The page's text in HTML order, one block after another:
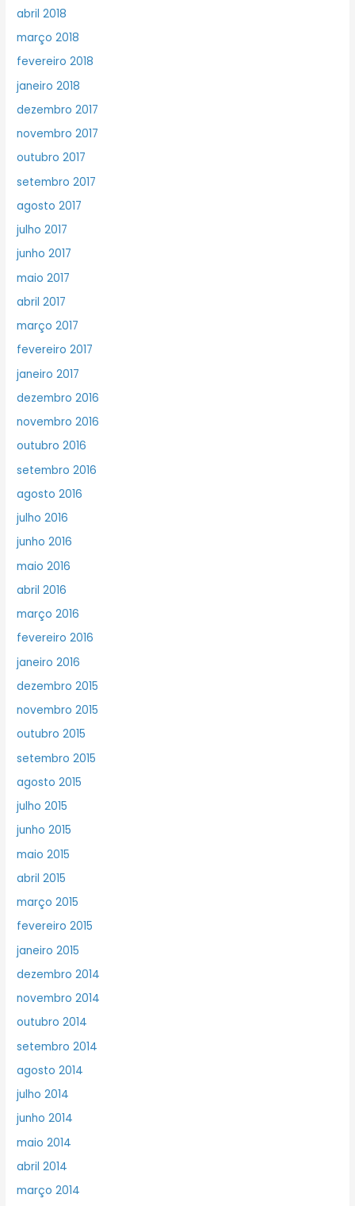
abril 2018
março 2018
fevereiro 2018
janeiro 2018
dezembro 2017
novembro 2017
outubro 2017
setembro 2017
agosto 2017
julho 2017
junho 2017
maio 2017
abril 2017
março 2017
fevereiro 2017
janeiro 2017
dezembro 2016
novembro 2016
outubro 2016
setembro 2016
agosto 2016
julho 2016
junho 2016
maio 2016
abril 2016
março 2016
fevereiro 2016
janeiro 2016
dezembro 2015
novembro 2015
outubro 2015
setembro 2015
agosto 2015
julho 2015
junho 2015
maio 2015
abril 2015
março 2015
fevereiro 2015
janeiro 2015
dezembro 2014
novembro 2014
outubro 2014
setembro 2014
agosto 2014
julho 2014
junho 2014
maio 2014
abril 2014
março 2014